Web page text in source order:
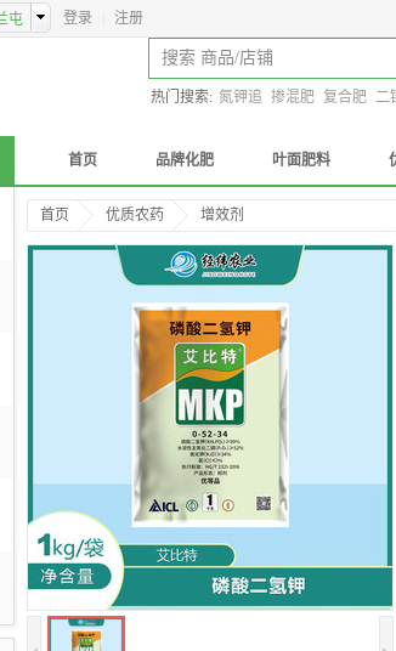
登录 注册
热门搜索: 氮钾追 掺混肥 复合肥 二
首页 品牌化肥 叶面肥料
首页 优质农药 增效剂